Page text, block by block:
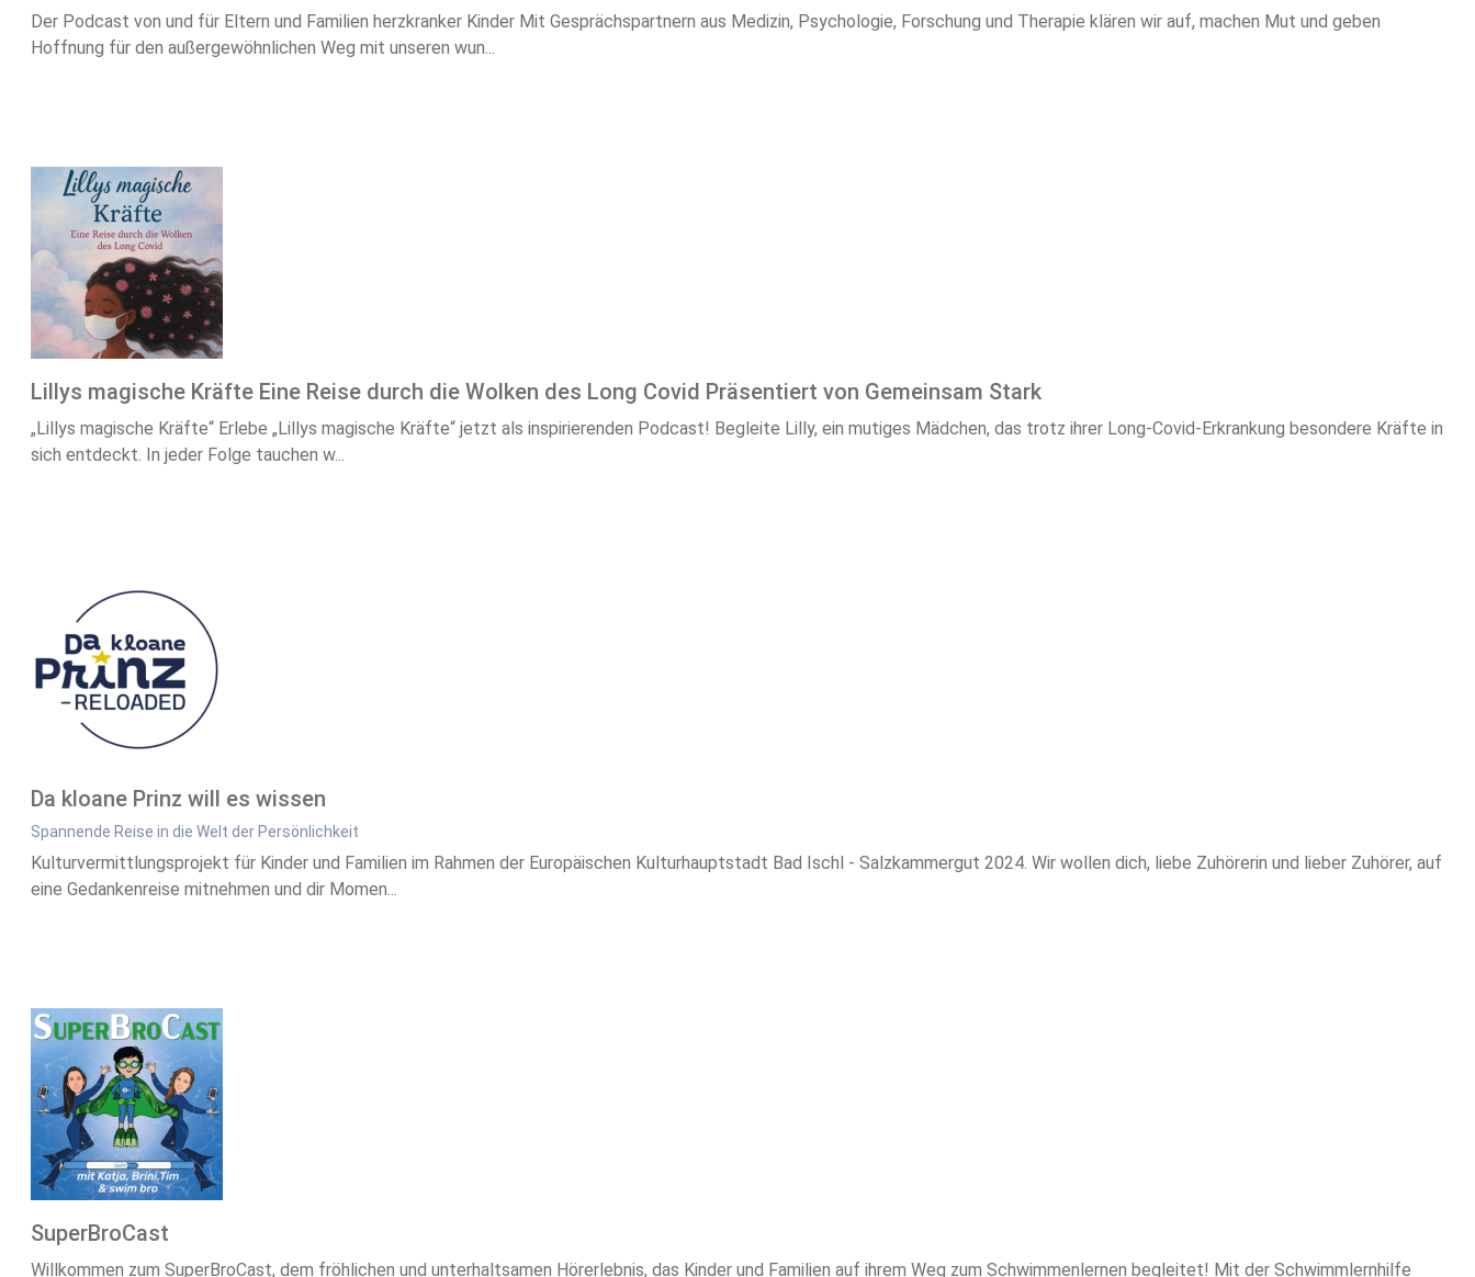
Der Podcast von und für Eltern und Familien herzkranker Kinder Mit Gesprächspartnern aus Medizin, Psychologie, Forschung und Therapie klären wir auf, machen Mut und geben
Hoffnung für den außergewöhnlichen Weg mit unseren wun...
Lillys magische Kräfte Eine Reise durch die Wolken des Long Covid Präsentiert von Gemeinsam Stark
„Lillys magische Kräfte“ Erlebe „Lillys magische Kräfte“ jetzt als inspirierenden Podcast! Begleite Lilly, ein mutiges Mädchen, das trotz ihrer Long-Covid-Erkrankung besondere Kräfte in
sich entdeckt. In jeder Folge tauchen w...
Da kloane Prinz will es wissen
Spannende Reise in die Welt der Persönlichkeit
Kulturvermittlungsprojekt für Kinder und Familien im Rahmen der Europäischen Kulturhauptstadt Bad Ischl - Salzkammergut 2024. Wir wollen dich, liebe Zuhörerin und lieber Zuhörer, auf
eine Gedankenreise mitnehmen und dir Momen...
SuperBroCast
Willkommen zum SuperBroCast, dem fröhlichen und unterhaltsamen Hörerlebnis, das Kinder und Familien auf ihrem Weg zum Schwimmenlernen begleitet! Mit der Schwimmlernhilfe